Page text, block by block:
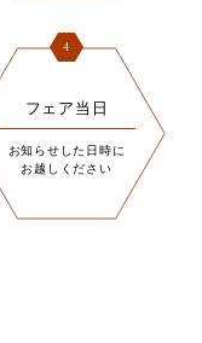
4
フェア当日
お知らせした日時に
お越しください